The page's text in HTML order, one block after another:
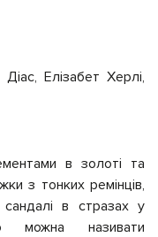
Елізабет Херлі,
в золоті та
з тонких ремінців,
в стразах у
можна називати